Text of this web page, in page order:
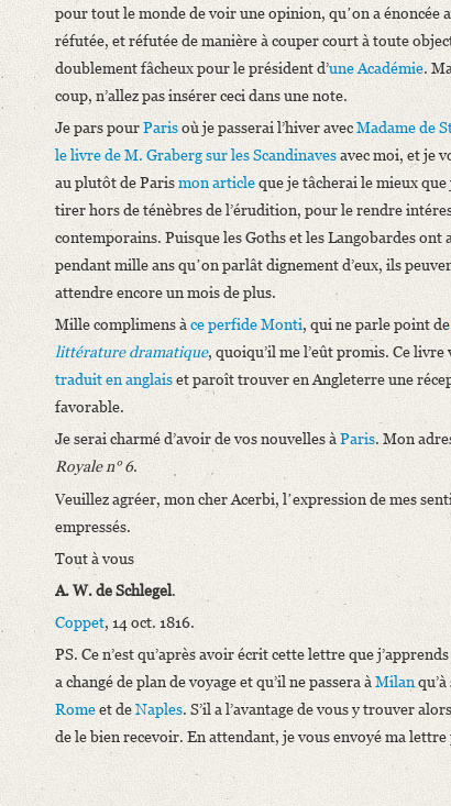
pour tout le monde de voir une opinion, quʼon a énoncée
réfutée, et réfutée de manière à couper court à toute
doublement fâcheux pour le président d’une Académie.
coup, n’allez pas insérer ceci dans une note.
Je pars pourParisoù je passerai l’hiver avecMadame de
le livre deM. Grabergsur les Scandinavesavec moi, et je
au plutôt de Parismon articleque je tâcherai le mieux
tirer hors de ténèbres de l’érudition, pour le rendre
contemporains. Puisque les Goths et les Langobardes ont
pendant mille ans quʼon parlât dignement d’eux, ils
attendre encore un mois de plus.
Mille complimens à ce perfide Monti, qui ne parle point de
littérature dramatique, quoiqu’il me l’eût promis. Ce livre
traduit en anglaiset paroît trouver en Angleterre une
favorable.
Je serai charmé d’avoir de vos nouvelles àParis. Mon
Royale n° 6.
Veuillez agréer, mon cher Acerbi, lʼexpression de mes
empressés.
Tout à vous
A. W.de Schlegel.
Coppet, 14 oct. 1816.
PS. Ce n’est qu’après avoir écrit cette lettre que
a changé de plan de voyage et qu’il ne passera à Milan
Romeet deNaples. S’il a l’avantage de vous y trouver
de le bien recevoir. En attendant, je vous envoyé ma lettre